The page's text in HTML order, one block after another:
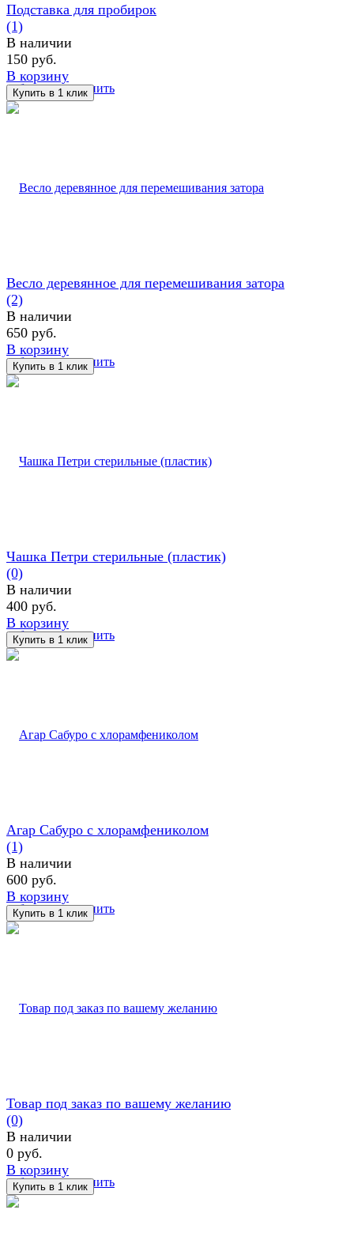
избранное сравнить
Подставка для пробирок
(1)
В наличии
150 руб.
В корзину
избранное сравнить
Весло деревянное для перемешивания затора
(2)
В наличии
650 руб.
В корзину
избранное сравнить
Чашка Петри стерильные (пластик)
(0)
В наличии
400 руб.
В корзину
избранное сравнить
Агар Сабуро с хлорамфениколом
(1)
В наличии
600 руб.
В корзину
избранное сравнить
Товар под заказ по вашему желанию
(0)
В наличии
0 руб.
В корзину